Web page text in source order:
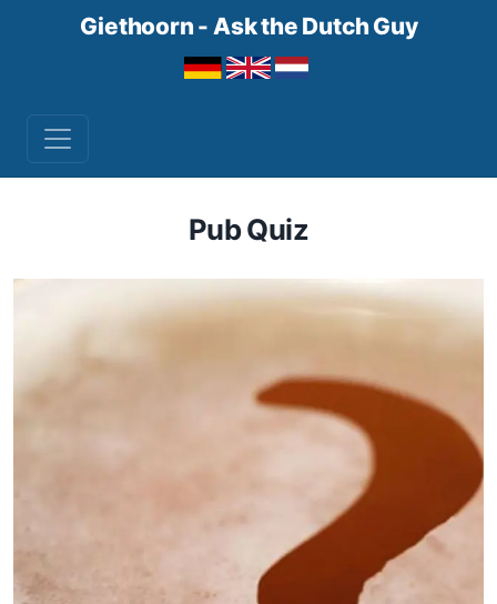
Giethoorn - Ask the Dutch Guy
Pub Quiz